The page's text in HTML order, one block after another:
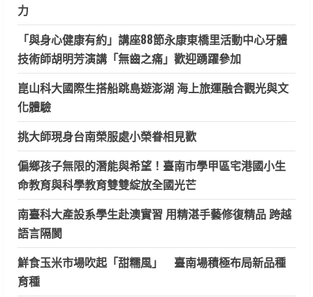
力
「與身心健康有約」講座88節永康東橋里活動中心牙體
技術師胡明芳演講「無齒之痛」歡迎踴躍參加
崑山科大國際生搭船跳島遊澎湖 海上旅運融合觀光與文
化體驗
挑大師現身台南榮服處小榮眷相見歡
偏鄉孩子無限的潛能與希望！臺南市學甲區宅港國小生
命教育與科學教育雙雙綻放全國光芒
南臺科大產設系學生赴澳實習 用精湛手藝修復精品 跨越
語言隔閡
鮮食玉米市場吹起「甜糯風」 臺南場積極布局新品種
育種